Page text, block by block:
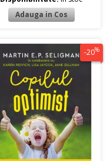
-20%